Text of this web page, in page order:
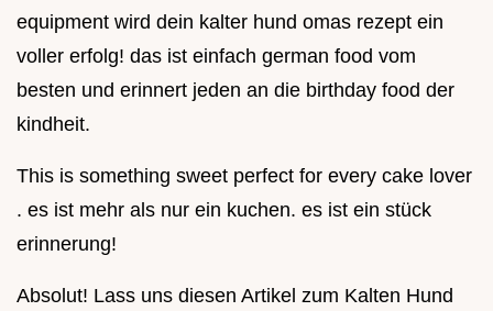
equipment wird dein kalter hund omas rezept ein
voller erfolg! das ist einfach german food vom
besten und erinnert jeden an die birthday food der
kindheit.
This is something sweet perfect for every cake lover
. es ist mehr als nur ein kuchen. es ist ein stück
erinnerung!
Absolut! Lass uns diesen Artikel zum Kalten Hund